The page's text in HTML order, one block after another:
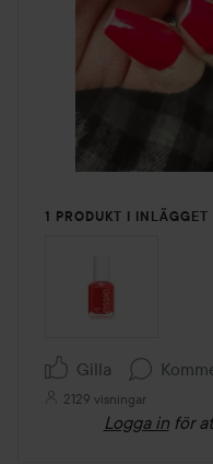
1 PRODUKT I INLÄGGET
Gilla
2129 visningar
Logga in för